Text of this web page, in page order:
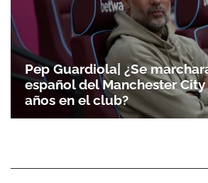
Pep Guardiola| ¿Se
español del Manchester City
años en el club?